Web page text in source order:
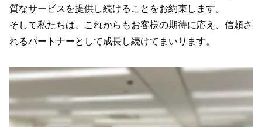
質なサービスを提供し続けることをお約束します。
そして私たちは、これからもお客様の期待に応え、信頼さ
れるパートナーとして成長し続けてまいります。